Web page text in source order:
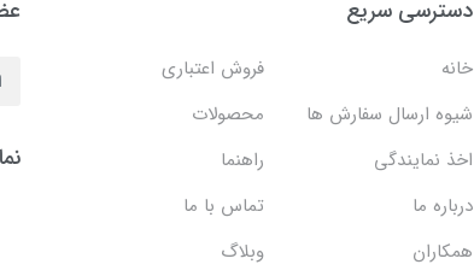
دسترسی سریع
خانه
فروش اعتباری
شیوه ارسال سفارش ها
محصولات
اخذ نمایندگی
راهنما
درباره ما
تماس با ما
همکاران
وبلاگ